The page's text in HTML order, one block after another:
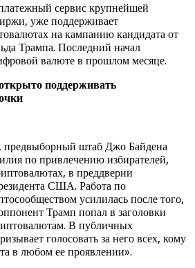
сервис крупнейшей
уже поддерживает
на кампанию кандидата от
Трампа. Последний начал
валюте в прошлом месяце.
поддерживать
предвыборный штаб Джо Байдена
по привлечению избирателей,
в преддверии
США. Работа по
усилилась после того,
Трамп попал в заголовки
В публичных
голосовать за него всех, кому
в любом ее проявлении».